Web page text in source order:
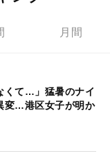
月間
くて…」猛暑のナイ
変…港区女子が明か